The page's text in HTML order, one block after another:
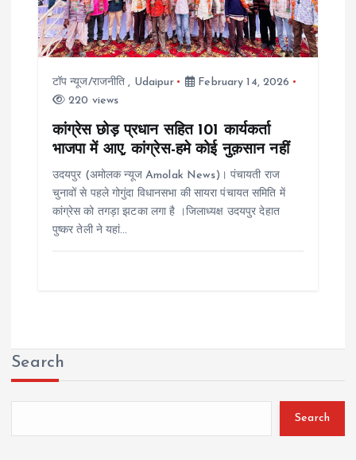
टॉप न्यूज/राजनीति , Udaipur
February 14, 2026
220 views
कांग्रेस छोड़ प्रधान सहित 101 कार्यकर्ता
भाजपा में आए, कांग्रेस-हमे कोई नुक़सान नहीं
उदयपुर (अमोलक न्यूज Amolak News)। पंचायती राज
चुनावों से पहले गोगुंदा विधानसभा की सायरा पंचायत समिति में
कांग्रेस को तगड़ा झटका लगा है ।जिलाध्यक्ष उदयपुर देहात
पुष्कर तेली ने यहां…
Search
Search